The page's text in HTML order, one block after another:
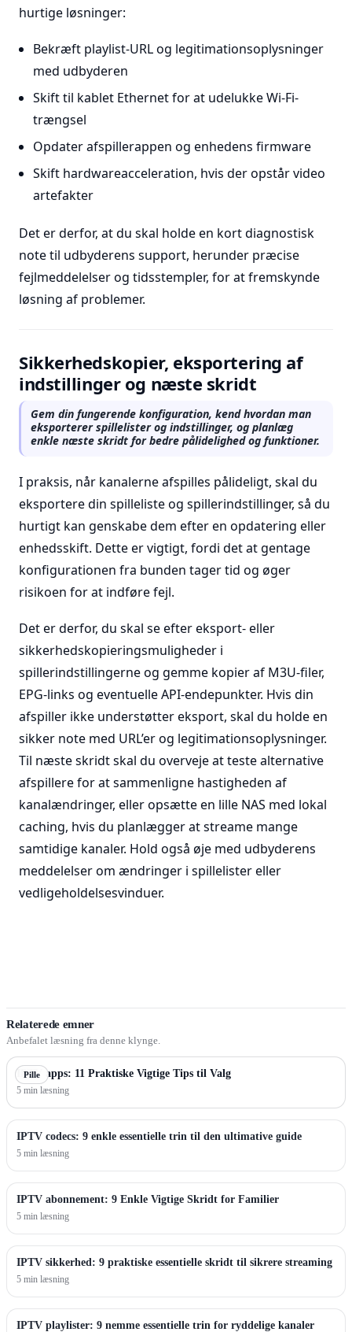
hurtige løsninger:
Bekræft playlist-URL og legitimationsoplysninger
med udbyderen
Skift til kablet Ethernet for at udelukke Wi-Fi-
trængsel
Opdater afspillerappen og enhedens firmware
Skift hardwareacceleration, hvis der opstår video
artefakter
Det er derfor, at du skal holde en kort diagnostisk
note til udbyderens support, herunder præcise
fejlmeddelelser og tidsstempler, for at fremskynde
løsning af problemer.
Sikkerhedskopier, eksportering af
indstillinger og næste skridt
Gem din fungerende konfiguration, kend hvordan man
eksporterer spillelister og indstillinger, og planlæg
enkle næste skridt for bedre pålidelighed og funktioner.
I praksis, når kanalerne afspilles pålideligt, skal du
eksportere din spilleliste og spillerindstillinger, så du
hurtigt kan genskabe dem efter en opdatering eller
enhedsskift. Dette er vigtigt, fordi det at gentage
konfigurationen fra bunden tager tid og øger
risikoen for at indføre fejl.
Det er derfor, du skal se efter eksport- eller
sikkerhedskopieringsmuligheder i
spillerindstillingerne og gemme kopier af M3U-filer,
EPG-links og eventuelle API-endepunkter. Hvis din
afspiller ikke understøtter eksport, skal du holde en
sikker note med URL’er og legitimationsoplysninger.
Til næste skridt skal du overveje at teste alternative
afspillere for at sammenligne hastigheden af
kanalændringer, eller opsætte en lille NAS med lokal
caching, hvis du planlægger at streame mange
samtidige kanaler. Hold også øje med udbyderens
meddelelser om ændringer i spillelister eller
vedligeholdelsesvinduer.
Relaterede emner
Anbefalet læsning fra denne klynge.
Pille
IPTV apps: 11 Praktiske Vigtige Tips til Valg
5 min læsning
IPTV codecs: 9 enkle essentielle trin til den ultimative guide
5 min læsning
IPTV abonnement: 9 Enkle Vigtige Skridt for Familier
5 min læsning
IPTV sikkerhed: 9 praktiske essentielle skridt til sikrere streaming
5 min læsning
IPTV playlister: 9 nemme essentielle trin for ryddelige kanaler